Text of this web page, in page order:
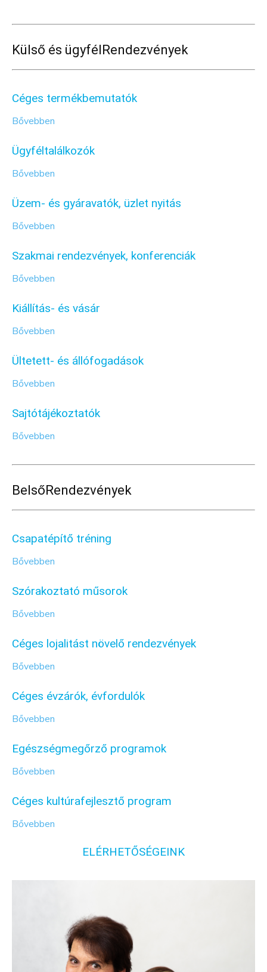
Külső és ügyfélRendezvények
Céges termékbemutatók
Bővebben
Ügyféltalálkozók
Bővebben
Üzem- és gyáravatók, üzlet nyitás
Bővebben
Szakmai rendezvények, konferenciák
Bővebben
Kiállítás- és vásár
Bővebben
Ültetett- és állófogadások
Bővebben
Sajtótájékoztatók
Bővebben
BelsőRendezvények
Csapatépítő tréning
Bővebben
Szórakoztató műsorok
Bővebben
Céges lojalitást növelő rendezvények
Bővebben
Céges évzárók, évfordulók
Bővebben
Egészségmegőrző programok
Bővebben
Céges kultúrafejlesztő program
Bővebben
ELÉRHETŐSÉGEINK